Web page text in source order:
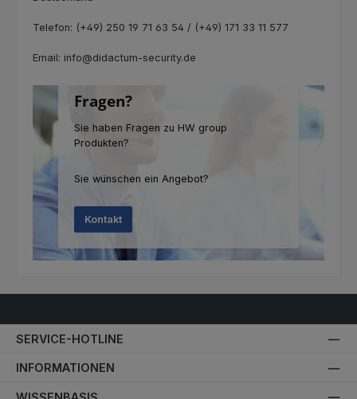
Telefon: (+49) 250 19 71 63 54 / (+49) 171 33 11 577
Email: info@didactum-security.de
Fragen?
Sie haben Fragen zu HW group
Produkten?
Sie wünschen ein Angebot?
Kontakt
SERVICE-HOTLINE
INFORMATIONEN